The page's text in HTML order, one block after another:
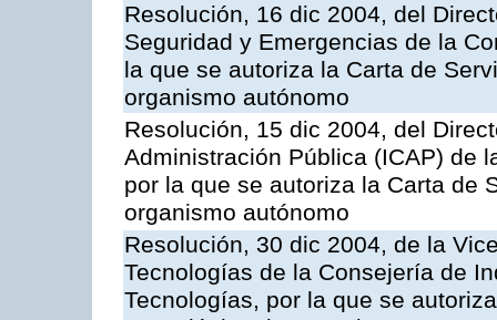
Resolución, 16 dic 2004, del
Seguridad y Emergencias de la
la que se autoriza la Carta de
organismo autónomo
Resolución, 15 dic 2004, del
Administración Pública (ICAP) de
por la que se autoriza la Carta de
organismo autónomo
Resolución, 30 dic 2004, de la
Tecnologías de la Consejería de
Tecnologías, por la que se